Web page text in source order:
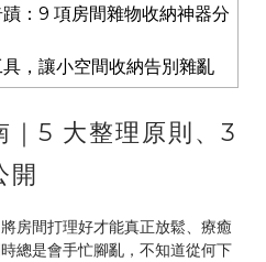
：9 項房間雜物收納神器分
，讓小空間收納告別雜亂
｜5 大整理原則、3
開
房間打理好才能真正放鬆、療癒
總是會手忙腳亂，不知道從何下